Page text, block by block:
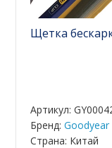
Щетка
Артикул:
Бренд:Goodyear
Страна: Китай